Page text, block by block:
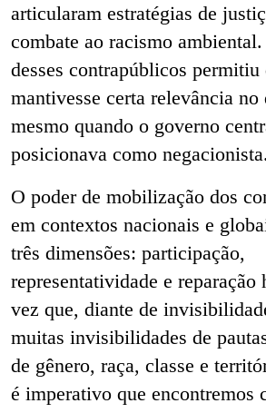
articularam estratégias de
combate ao racismo
desses contrapúblicos
mantivesse certa relevância no
mesmo quando o governo
posicionava como negacionista.
O poder de mobilização dos
em contextos nacionais e
três dimensões: participação,
representatividade e
vez que, diante de
muitas invisibilidades de
de gênero, raça, classe e
é imperativo que encontremos